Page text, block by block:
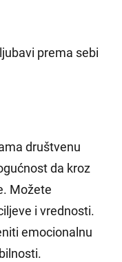
prema sebi
društvenu
da kroz
Možete
i vrednosti.
emocionalnu